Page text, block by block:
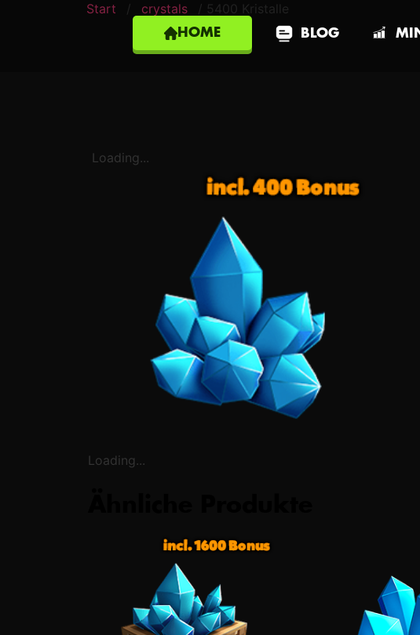
HOME BLOG
Start / crystals / 5400 Kristalle
Loading...
Loading...